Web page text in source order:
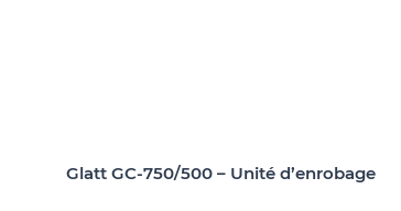
Glatt GC-750/500 – Unité d’enrobage